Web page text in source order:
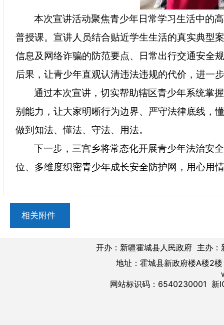
本次宣讲活动聚焦青少年日常学习生活中的
普授课。宣讲人员结合贴近学生生活的真实典型
信息及网络诈骗的防范要点、日常出行交通安全
后果，让青少年直观认清违法违规的代价，进一
通过本次宣讲，切实帮助辖区青少年系统掌
别能力，让大家明晰行为边界、严守法律底线，
做到知法、懂法、守法、用法。
下一步，三宫乡将常态化开展青少年法治安
位、多维度织密青少年成长安全防护网，用心用
相关附件
开办：新疆霍城县人民政府 主办
地址：霍城县新政府楼A楼
网站标识码：6540230001 新